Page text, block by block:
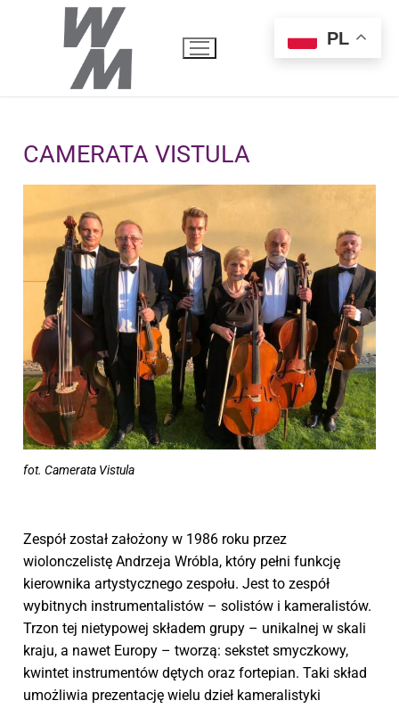
CAMERATA VISTULA
fot. Camerata Vistula
Zespół został założony w 1986 roku przez
wiolonczelistę Andrzeja Wróbla, który pełni funkcję
kierownika artystycznego zespołu. Jest to zespół
wybitnych instrumentalistów – solistów i kameralistów.
Trzon tej nietypowej składem grupy – unikalnej w skali
kraju, a nawet Europy – tworzą: sekstet smyczkowy,
kwintet instrumentów dętych oraz fortepian. Taki skład
umożliwia prezentację wielu dzieł kameralistyki
PL